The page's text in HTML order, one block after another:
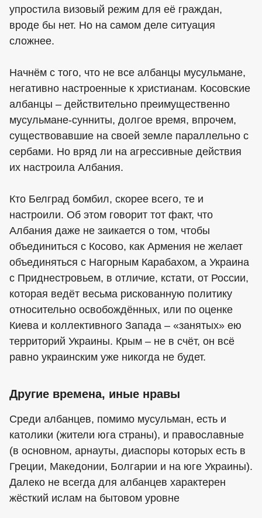
упростила визовый режим для её граждан,
вроде бы нет. Но на самом деле ситуация
сложнее.
Начнём с того, что не все албанцы мусульмане,
негативно настроенные к христианам. Косовские
албанцы – действительно преимущественно
мусульмане-сунниты, долгое время, впрочем,
существовавшие на своей земле параллельно с
сербами. Но вряд ли на агрессивные действия
их настроила Албания.
Кто Белград бомбил, скорее всего, те и
настроили. Об этом говорит тот факт, что
Албания даже не заикается о том, чтобы
объединиться с Косово, как Армения не желает
объединяться с Нагорным Карабахом, а Украина
с Приднестровьем, в отличие, кстати, от России,
которая ведёт весьма рискованную политику
относительно освобождённых, или по оценке
Киева и коллективного Запада – «занятых» ею
территорий Украины. Крым – не в счёт, он всё
равно украинским уже никогда не будет.
Другие времена, иные нравы
Среди албанцев, помимо мусульман, есть и
католики (жители юга страны), и православные
(в основном, арнауты, диаспоры которых есть в
Греции, Македонии, Болгарии и на юге Украины).
Далеко не всегда для албанцев характерен
жёсткий ислам на бытовом уровне